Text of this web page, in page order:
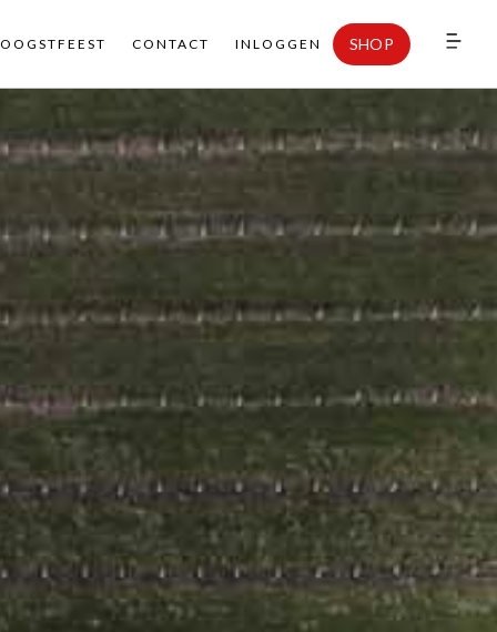
OOGSTFEEST CONTACT INLOGGEN SHOP
OOGSTFEEST CONTACT INLOGGEN SHOP